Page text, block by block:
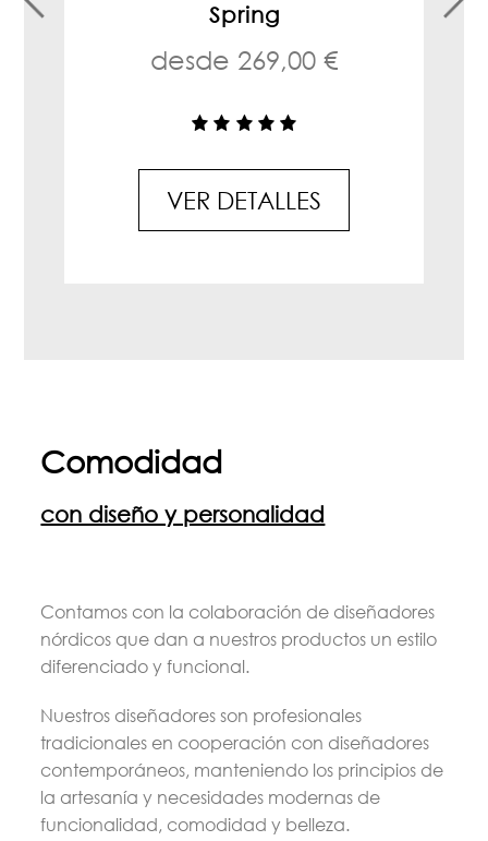
Spring
desde 269,00 €
VER DETALLES
Comodidad
con diseño y personalidad
Contamos con la colaboración de diseñadores
nórdicos que dan a nuestros productos un estilo
diferenciado y funcional.
Nuestros diseñadores son profesionales
tradicionales en cooperación con diseñadores
contemporáneos, manteniendo los principios de
la artesanía y necesidades modernas de
funcionalidad, comodidad y belleza.